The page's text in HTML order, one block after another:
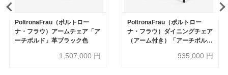
PoltronaFrau（ポルトロー
ナ・フラウ）アームチェア「ア
ーチボルド」革ブラック色
1,507,000 円
PoltronaFrau（ポルトロー
ナ・フラウ）ダイニングチェア
（アーム付き）「アーチボル
935,000 円